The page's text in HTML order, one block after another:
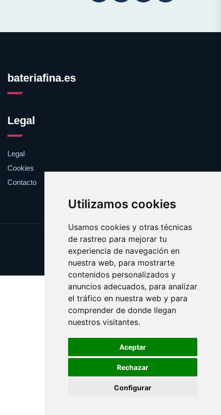
Utilizamos cookies
Usamos cookies y otras técnicas
de rastreo para mejorar tu
experiencia de navegación en
nuestra web, para mostrarte
contenidos personalizados y
anuncios adecuados, para analizar
el tráfico en nuestra web y para
comprender de donde llegan
nuestros visitantes.
Aceptar
Rechazar
Configurar
bateriafina.es
Legal
Legal
Cookies
Contacto
Update cookies preferences
Copyright © 2025 bateriafina.es